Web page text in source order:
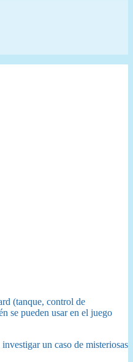
(tanque, control de
se pueden usar en el juego
un caso de misteriosas